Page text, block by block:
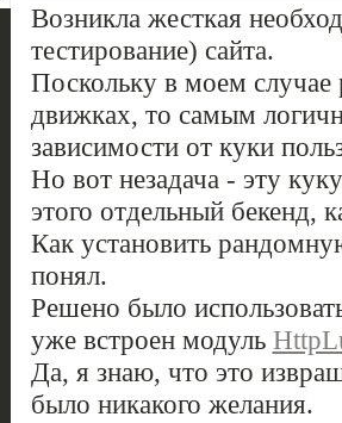
Возникла жесткая
тестирование) сайта.
Поскольку в моем случае
движках, то самым
зависимости от куки
Но вот незадача - эту
этого отдельный бекенд,
Как установить
понял.
Решено было
уже встроен модуль
Да, я знаю, что это
было никакого желания.